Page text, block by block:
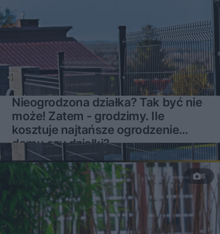
Nieogrodzona działka? Tak być nie
może! Zatem - grodzimy. Ile
kosztuje najtańsze ogrodzenie
domu czy działki?
6